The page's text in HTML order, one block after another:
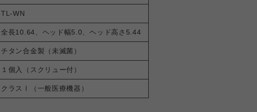
TL-WN
全長10.64、ヘッド幅5.0、ヘッド高さ5.44
チタン合金製（未滅菌）
１個入（スクリュー付）
クラスⅠ（一般医療機器）